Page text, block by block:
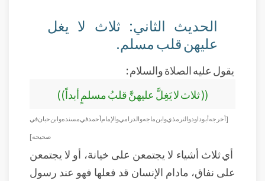
الحديث الثاني: ثلاث لا يغل
عليهن قلب مسلم.
يقول عليه الصلاة والسلام :
(( ثلاث لا يَغِلَّ عليهنَّ قلبُ مسلمٍ أبداً))
[أخرجه أبو داود والترمذي وابن ماجه والدرامي والإمام أحمد في مسنده وابن حبان في
صحيحه]
أي ثلاث أشياء لا يجتمعن على خيانة، أو لا يجتمعن
على نفاق، مادام الإنسان قد فعلها فهو عند رسول